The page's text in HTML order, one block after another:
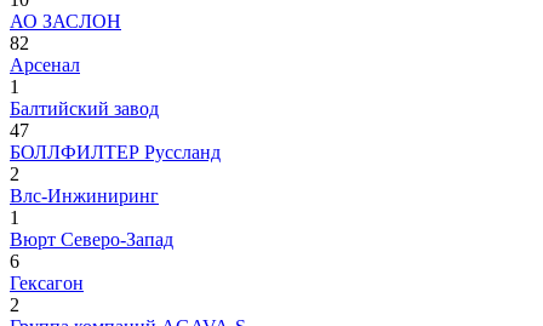
АО ЗАСЛОН
82
Арсенал
1
Балтийский завод
47
БОЛЛФИЛТЕР Руссланд
2
Влс-Инжиниринг
1
Вюрт Северо-Запад
6
Гексагон
2